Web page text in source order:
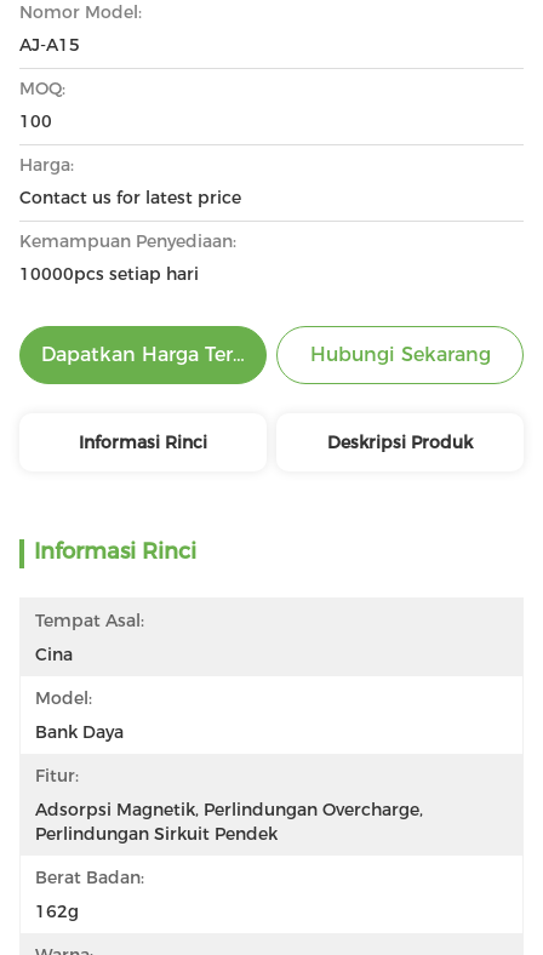
Nomor Model:
AJ-A15
MOQ:
100
Harga:
Contact us for latest price
Kemampuan Penyediaan:
10000pcs setiap hari
Dapatkan Harga Terbaik Hubungi Sekarang
Informasi Rinci Deskripsi Produk
Informasi Rinci
Tempat Asal:
Cina
Model:
Bank Daya
Fitur:
Adsorpsi Magnetik, Perlindungan Overcharge,
Perlindungan Sirkuit Pendek
Berat Badan:
162g